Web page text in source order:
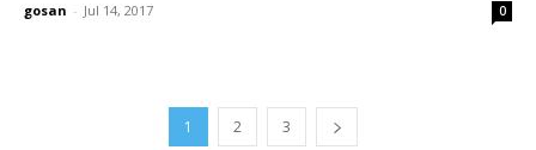
gosan - Jul 14, 2017 0
1 2 3